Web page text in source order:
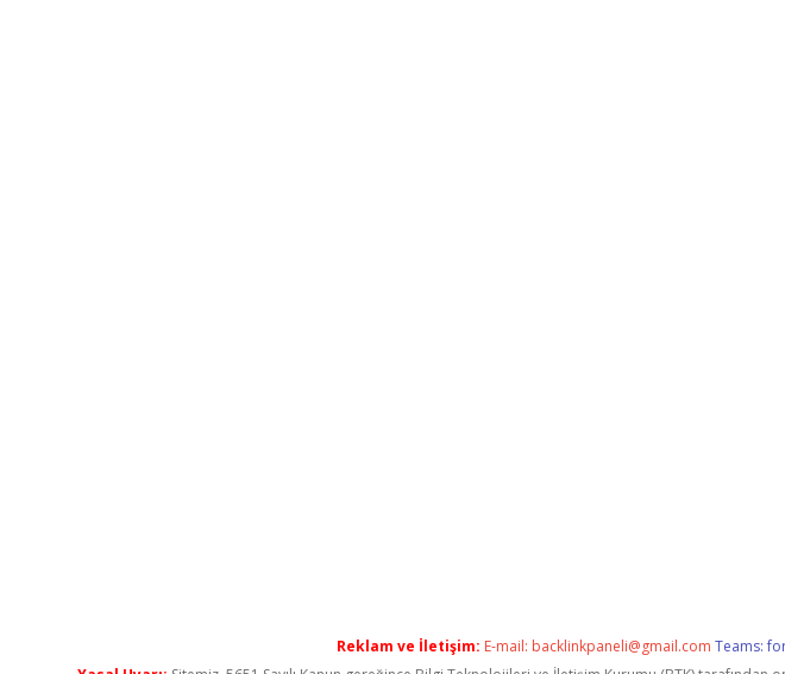
Reklam ve İletişim: E-mail: backlinkpaneli@gmail.com Teams: